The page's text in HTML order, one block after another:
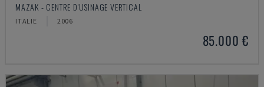
MAZAK - CENTRE D'USINAGE VERTICAL
ITALIE 2006
85.000 €